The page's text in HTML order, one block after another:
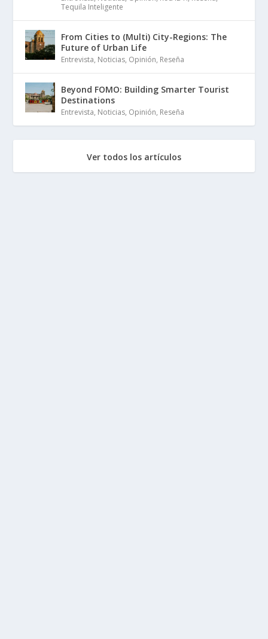
Tequila Inteligente
From Cities to (Multi) City-Regions: The
Future of Urban Life
Entrevista, Noticias, Opinión, Reseña
Beyond FOMO: Building Smarter Tourist
Destinations
Entrevista, Noticias, Opinión, Reseña
Ver todos los artículos